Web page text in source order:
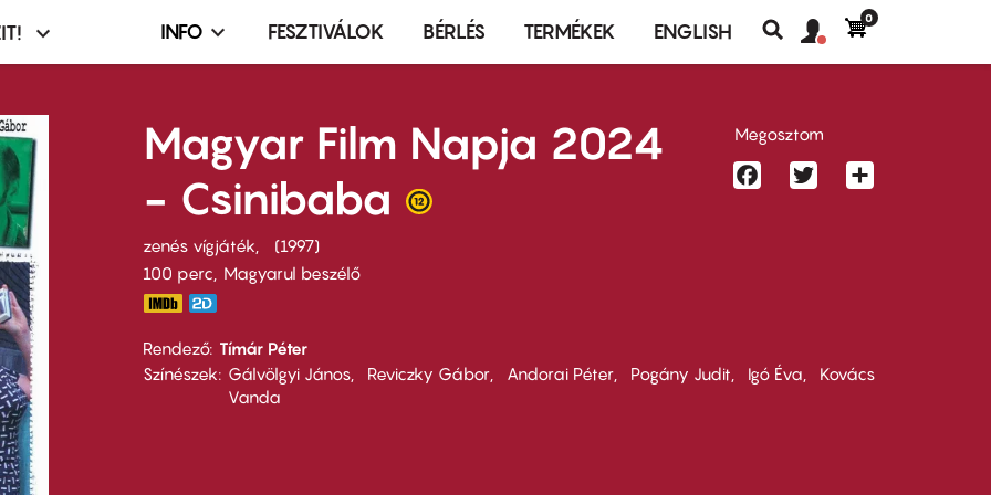
Infó,
terembérlés
menü
INFO FESZTIVÁLOK BÉRLÉS TERMÉKEK ENGLISH
Keresés
fiók
Felhasználói
0
Magyar Film Napja 2024
- Csinibaba
zenés vígjáték
1997
100 perc,
Magyarul beszélő
Rendező Tímár Péter
Színészek
Gálvölgyi János Reviczky Gábor Andorai Péter Pogány Judit Igó Éva
Kovács
Vanda
Megosztom
FacebookTwitter